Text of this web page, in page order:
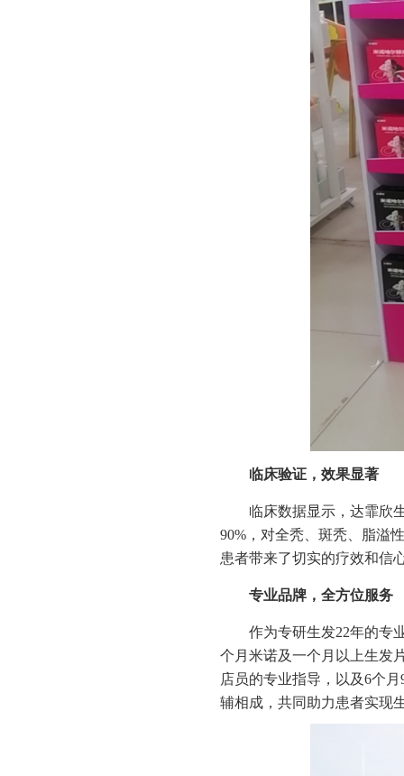
临床验证，效果显著
临床数据显示，达霏欣
90%，对全秃、斑秃、脂溢
患者带来了切实的疗效和信
专业品牌，全方位服务
作为专研生发22年的专
个月米诺及一个月以上生发
店员的专业指导，以及6个
辅相成，共同助力患者实现